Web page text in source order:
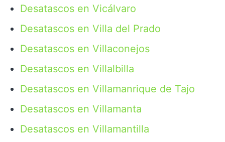
Desatascos en Vicálvaro
Desatascos en Villa del Prado
Desatascos en Villaconejos
Desatascos en Villalbilla
Desatascos en Villamanrique de Tajo
Desatascos en Villamanta
Desatascos en Villamantilla